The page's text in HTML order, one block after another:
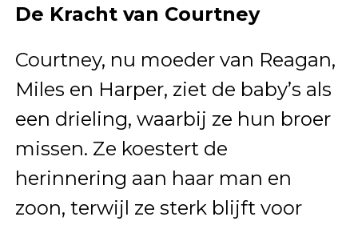
De Kracht van Courtney
Courtney, nu moeder van Reagan,
Miles en Harper, ziet de baby’s als
een drieling, waarbij ze hun broer
missen. Ze koestert de
herinnering aan haar man en
zoon, terwijl ze sterk blijft voor